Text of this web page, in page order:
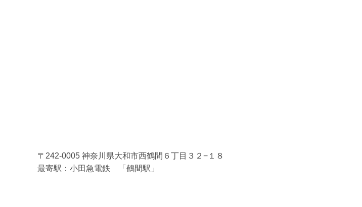
〒242-0005 神奈川県大和市西鶴間６丁目３２−１８
最寄駅：小田急電鉄 「鶴間駅」